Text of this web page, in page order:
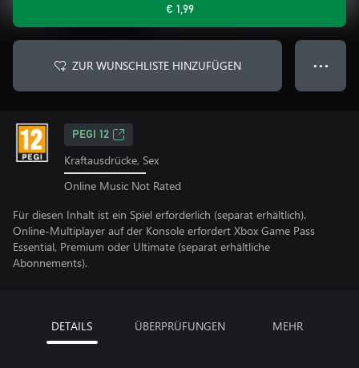
€ 1,99
ZUR WUNSCHLISTE HINZUFÜGEN ● ● ●
PEGI 12
Kraftausdrücke, Sex
Online Music Not Rated
Für diesen Inhalt ist ein Spiel erforderlich (separat erhältlich).
Online-Multiplayer auf der Konsole erfordert Xbox Game Pass
Essential, Premium oder Ultimate (separat erhältliche
Abonnements).
DETAILS ÜBERPRÜFUNGEN MEHR